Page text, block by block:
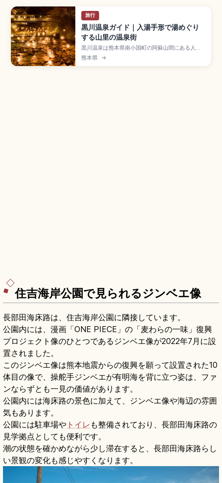
旅行
黒川温泉ガイド｜入湯手形で湯めぐり
する山里の温泉街
黒川温泉は熊本県南小国町の阿蘇山間にある人気
温泉地で、ミシュラン・グリーンガイド・ジャポ
ン二つ星の温泉街全体を「一つの旅館」と捉える
熊本県 →
住吉海岸公園で見られるジンベエ像
長部田海床路は、住吉海岸公園に隣接しています。
公園内には、漫画「ONE PIECE」の「麦わらの一味」復興
プロジェクト像のひとつであるジンベエ像が2022年7月に設
置されました。
このジンベエ像は熊本地震からの復興を願って設置された10
体目の像で、操舵手ジンベエが有明海を背に立つ姿は、ファ
ンならずとも一見の価値があります。
公園内には海床路の景色に加えて、ジンベエ像や海辺の雰囲
気もあります。
公園には駐車場や トイレ も整備されており、長部田海床路の
見学拠点としても便利です。
潮の状態を確かめながら少し滞在すると、長部田海床路らし
い景観の変化も感じやすくなります。